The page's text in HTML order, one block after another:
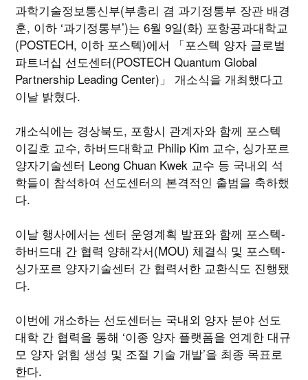
과학기술정보통신부(부총리 겸 과기정통부 장관 배경
훈, 이하 ‘과기정통부’)는 6월 9일(화) 포항공과대학교
(POSTECH, 이하 포스텍)에서 「포스텍 양자 글로벌
파트너십 선도센터(POSTECH Quantum Global
Partnership Leading Center)」 개소식을 개최했다고
이날 밝혔다.
개소식에는 경상북도, 포항시 관계자와 함께 포스텍
이길호 교수, 하버드대학교 Philip Kim 교수, 싱가포르
양자기술센터 Leong Chuan Kwek 교수 등 국내외 석
학들이 참석하여 선도센터의 본격적인 출범을 축하했
다.
이날 행사에서는 센터 운영계획 발표와 함께 포스텍-
하버드대 간 협력 양해각서(MOU) 체결식 및 포스텍-
싱가포르 양자기술센터 간 협력서한 교환식도 진행됐
다.
이번에 개소하는 선도센터는 국내외 양자 분야 선도
대학 간 협력을 통해 ‘이종 양자 플랫폼을 연계한 대규
모 양자 얽힘 생성 및 조절 기술 개발’을 최종 목표로
한다.